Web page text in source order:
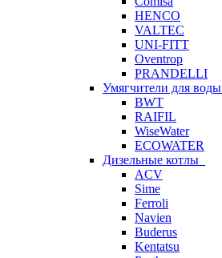
HENCO
VALTEC
UNI-FITT
Oventrop
PRANDELLI
Умягчители для воды
BWT
RAIFIL
WiseWater
ECOWATER
Дизельные котлы
ACV
Sime
Ferroli
Navien
Buderus
Kentatsu